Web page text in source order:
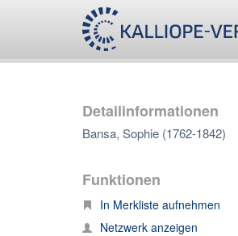
Detailinformationen
Bansa, Sophie (1762-1842)
Funktionen
In Merkliste aufnehmen
Netzwerk anzeigen